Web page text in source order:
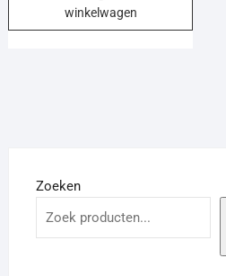
winkelwagen
Zoeken